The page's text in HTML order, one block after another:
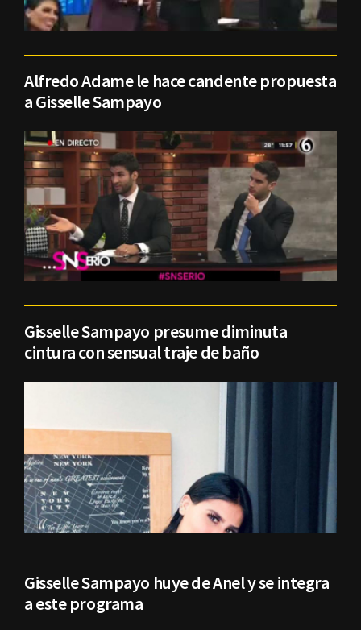
Alfredo Adame le hace candente propuesta
a Gisselle Sampayo
Gisselle Sampayo presume diminuta
cintura con sensual traje de baño
Gisselle Sampayo huye de Anel y se integra
a este programa